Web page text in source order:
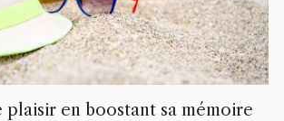
plaisir en boostant sa mémoire